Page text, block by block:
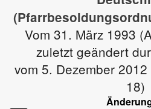
Vom 31. März 1993
zuletzt geändert
vom 5. Dezember
18)